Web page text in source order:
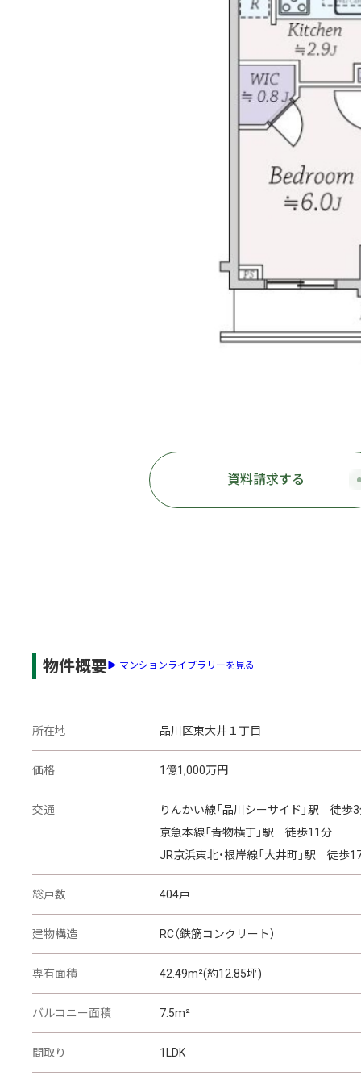
資料請求する
物件概要 ▶ マンションライブラリーを見る
所在地 品川区東大井１丁目
価格 1億1,000万円
交通
りんかい線「品川シーサイド」駅 徒歩
京急本線「青物横丁」駅 徒歩11分
JR京浜東北・根岸線「大井町」駅 徒歩
総戸数 404戸
建物構造 RC（鉄筋コンクリート）
専有面積 42.49m²(約12.85坪)
バルコニー面積 7.5m²
間取り 1LDK